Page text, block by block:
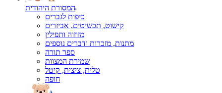
המסורת היהודית
כיפות לגברים
קישוט, תכשיטים, אביזרים
מזוזוה ותפילין
מתנות, מזכרות ודברים נוספים
ספר תורה
שמירת המצוות
טלית, ציצית, קיטל